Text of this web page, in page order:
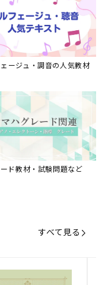
ージュ・調音の人気教材
ド教材・試験問題など
すべて見る